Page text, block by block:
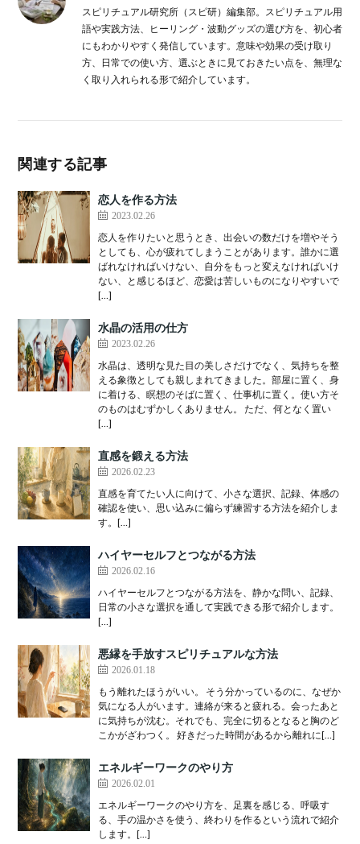
スピリチュアル研究所（スピ研）編集部。スピリチュアル用
語や実践方法、ヒーリング・波動グッズの選び方を、初心者
にもわかりやすく発信しています。意味や効果の受け取り
方、日常での使い方、選ぶときに見ておきたい点を、無理な
く取り入れられる形で紹介しています。
関連する記事
恋人を作る方法
2023.02.26
恋人を作りたいと思うとき、出会いの数だけを増やそう
としても、心が疲れてしまうことがあります。誰かに選
ばれなければいけない、自分をもっと変えなければいけ
ない、と感じるほど、恋愛は苦しいものになりやすいで
[…]
水晶の活用の仕方
2023.02.26
水晶は、透明な見た目の美しさだけでなく、気持ちを整
える象徴としても親しまれてきました。部屋に置く、身
に着ける、瞑想のそばに置く、仕事机に置く。使い方そ
のものはむずかしくありません。 ただ、何となく置い
[…]
直感を鍛える方法
2026.02.23
直感を育てたい人に向けて、小さな選択、記録、体感の
確認を使い、思い込みに偏らず練習する方法を紹介しま
す。[…]
ハイヤーセルフとつながる方法
2026.02.16
ハイヤーセルフとつながる方法を、静かな問い、記録、
日常の小さな選択を通して実践できる形で紹介します。
[…]
悪縁を手放すスピリチュアルな方法
2026.01.18
もう離れたほうがいい。 そう分かっているのに、なぜか
気になる人がいます。連絡が来ると疲れる。会ったあと
に気持ちが沈む。それでも、完全に切るとなると胸のど
こかがざわつく。 好きだった時間があるから離れに[…]
エネルギーワークのやり方
2026.02.01
エネルギーワークのやり方を、足裏を感じる、呼吸す
る、手の温かさを使う、終わりを作るという流れで紹介
します。[…]